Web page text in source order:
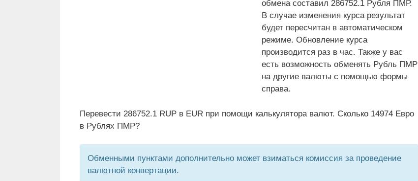
обмена составил 286752.1 Рубля ПМР.
В случае изменения курса результат
будет пересчитан в автоматическом
режиме. Обновление курса
производится раз в час. Также у вас
есть возможность обменять Рубль ПМР
на другие валюты с помощью формы
справа.
Перевести 286752.1 RUP в EUR при помощи калькулятора валют. Сколько 14974 Евро
в Рублях ПМР?
Обменными пунктами дополнительно может взиматься комиссия за проведение
валютной конвертации.